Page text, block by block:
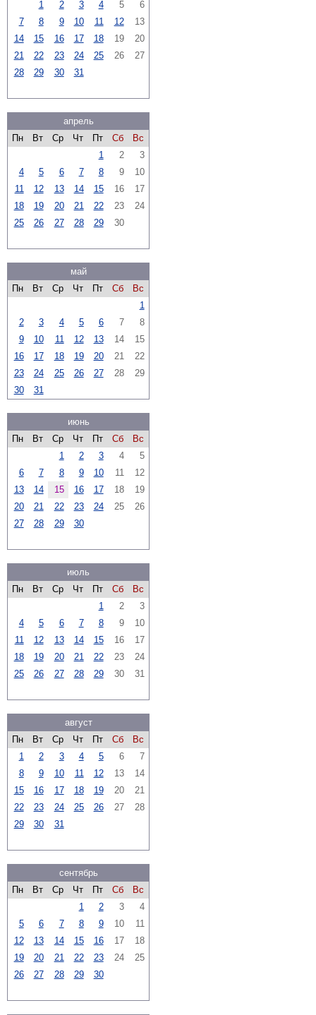
1 2 3 4 5
6
7
8 9 10 11 12
13
14
15 16 17 18 19
20
21
22 23 24 25 26
27
28
29 30 31
апрель
Пн
Вт Ср Чт Пт Сб
Вс
1
2
3
4
5 6 7 8 9
10
11
12 13 14 15 16
17
18
19 20 21 22 23
24
25
26 27 28 29 30
май
Пн
Вт Ср Чт Пт Сб
Вс
1
2
3 4 5 6 7
8
9
10 11 12 13 14
15
16
17 18 19 20 21
22
23
24 25 26 27 28
29
30
31
июнь
Пн
Вт Ср Чт Пт Сб
Вс
1
2 3 4
5
6
7 8 9 10 11
12
13
14 15 16 17 18
19
20
21 22 23 24 25
26
27
28 29 30
июль
Пн
Вт Ср Чт Пт Сб
Вс
1
2
3
4
5 6 7 8 9
10
11
12 13 14 15 16
17
18
19 20 21 22 23
24
25
26 27 28 29 30 31
август
Пн
Вт Ср Чт Пт Сб
Вс
1
2 3 4 5 6
7
8
9 10 11 12 13
14
15
16 17 18 19 20
21
22
23 24 25 26 27
28
29
30 31
сентябрь
Пн
Вт Ср Чт Пт Сб
Вс
1
2 3
4
5
6 7 8 9 10
11
12
13 14 15 16 17
18
19
20 21 22 23 24
25
26
27 28 29 30